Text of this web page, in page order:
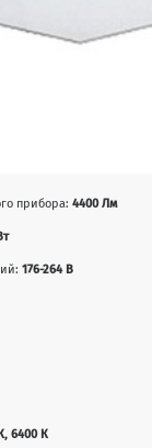
прибора:4400 Лм
176-264 В
6400 К